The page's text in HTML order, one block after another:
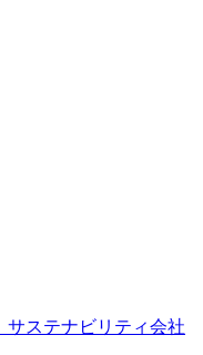
サステナビリティ会社